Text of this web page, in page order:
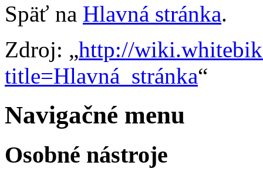
Späť na Hlavná stránka.
Zdroj: „http://
title=Hlavná_stránka“
Navigačné menu
Osobné nástroje